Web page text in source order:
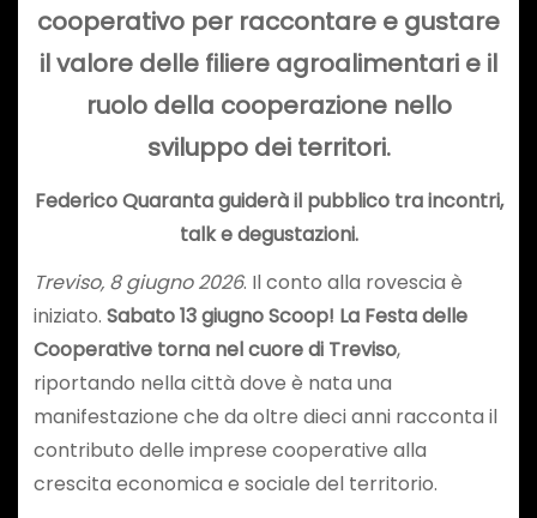
cooperativo per raccontare e gustare
il valore delle filiere agroalimentari e il
ruolo della cooperazione nello
sviluppo dei territori.
Federico Quaranta guiderà il pubblico tra incontri,
talk e degustazioni.
Treviso, 8 giugno 2026. Il conto alla rovescia è
iniziato. Sabato 13 giugno Scoop! La Festa delle
Cooperative torna nel cuore di Treviso,
riportando nella città dove è nata una
manifestazione che da oltre dieci anni racconta il
contributo delle imprese cooperative alla
crescita economica e sociale del territorio.